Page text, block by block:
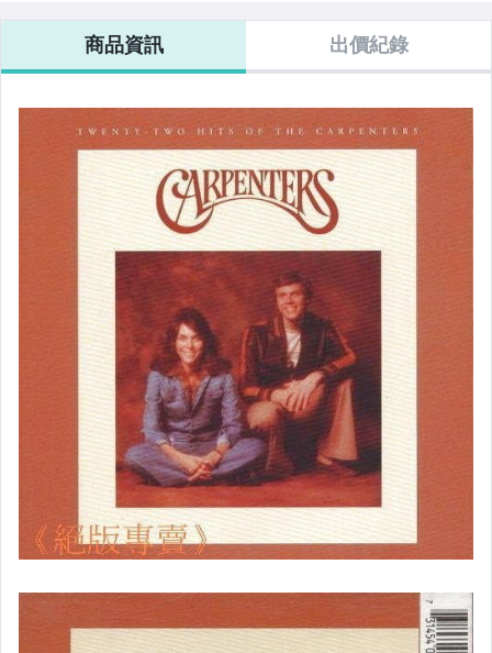
商品資訊 出價紀錄